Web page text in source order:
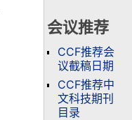
会议推荐
CCF推荐会
议截稿日期
CCF推荐中
文科技期刊
目录